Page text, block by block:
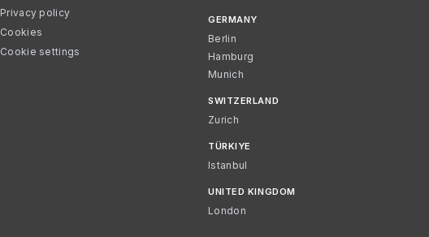
Privacy policy
Cookies
Cookie settings
GERMANY
Berlin
Hamburg
Munich
SWITZERLAND
Zurich
TÜRKIYE
Istanbul
UNITED KINGDOM
London